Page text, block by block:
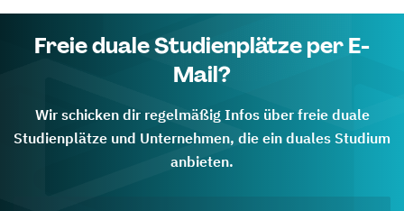
Freie duale Studienplätze per E-
Mail?
Wir schicken dir regelmäßig Infos über freie duale
Studienplätze und Unternehmen, die ein duales Studium
anbieten.